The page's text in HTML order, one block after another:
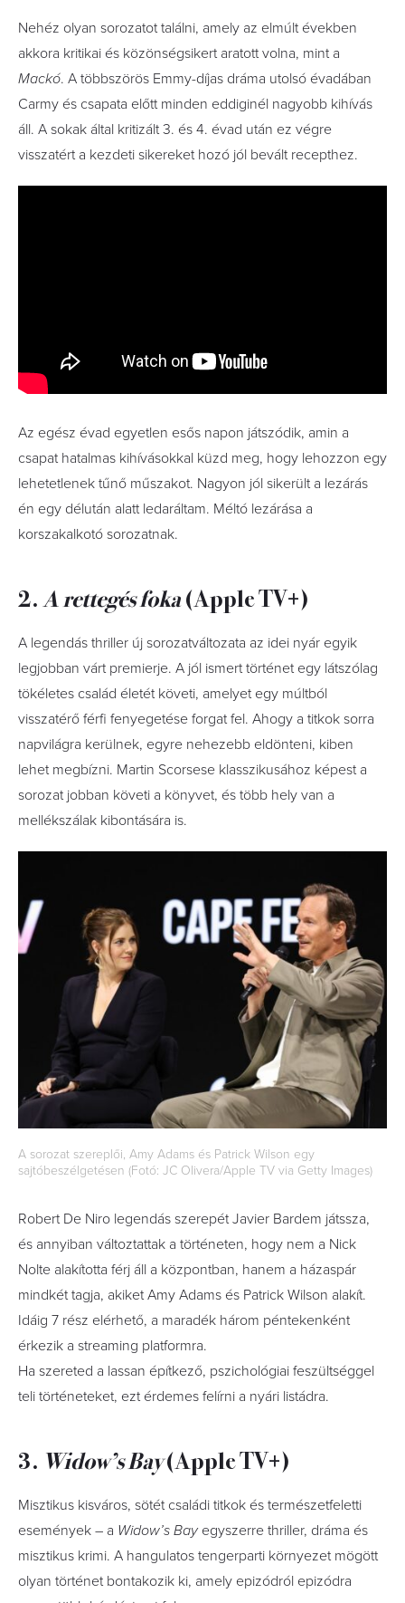
Nehéz olyan sorozatot találni, amely az elmúlt években
akkora kritikai és közönségsikert aratott volna, mint a
Mackó. A többszörös Emmy-díjas dráma utolsó évadában
Carmy és csapata előtt minden eddiginél nagyobb kihívás
áll. A sokak által kritizált 3. és 4. évad után ez végre
visszatért a kezdeti sikereket hozó jól bevált recepthez.
Az egész évad egyetlen esős napon játszódik, amin a
csapat hatalmas kihívásokkal küzd meg, hogy lehozzon egy
lehetetlenek tűnő műszakot. Nagyon jól sikerült a lezárás
én egy délután alatt ledaráltam. Méltó lezárása a
korszakalkotó sorozatnak.
2.A rettegés foka(Apple TV+)
A legendás thriller új sorozatváltozata az idei nyár egyik
legjobban várt premierje. A jól ismert történet egy látszólag
tökéletes család életét követi, amelyet egy múltból
visszatérő férfi fenyegetése forgat fel. Ahogy a titkok sorra
napvilágra kerülnek, egyre nehezebb eldönteni, kiben
lehet megbízni. Martin Scorsese klasszikusához képest a
sorozat jobban követi a könyvet, és több hely van a
mellékszálak kibontására is.
A sorozat szereplői, Amy Adams és Patrick Wilson egy
sajtóbeszélgetésen (Fotó: JC Olivera/Apple TV via Getty Images)
Robert De Niro legendás szerepét Javier Bardem játssza,
és annyiban változtattak a történeten, hogy nem a Nick
Nolte alakította férj áll a központban, hanem a házaspár
mindkét tagja, akiket Amy Adams és Patrick Wilson alakít.
Idáig 7 rész elérhető, a maradék három péntekenként
érkezik a streaming platformra.
Ha szereted a lassan építkező, pszichológiai feszültséggel
teli történeteket, ezt érdemes felírni a nyári listádra.
3. Widow’s Bay(Apple TV+)
Misztikus kisváros, sötét családi titkok és természetfeletti
események – a Widow’s Bayegyszerre thriller, dráma és
misztikus krimi. A hangulatos tengerparti környezet mögött
olyan történet bontakozik ki, amely epizódról epizódra